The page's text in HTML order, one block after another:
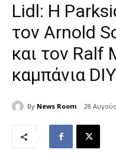
Lidl: Η
τον Arnold
και τον Ralf
καμπάνια DIY
By News Room 28